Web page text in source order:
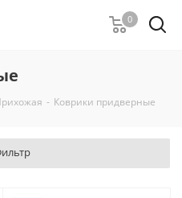
0
- Коврики придверные